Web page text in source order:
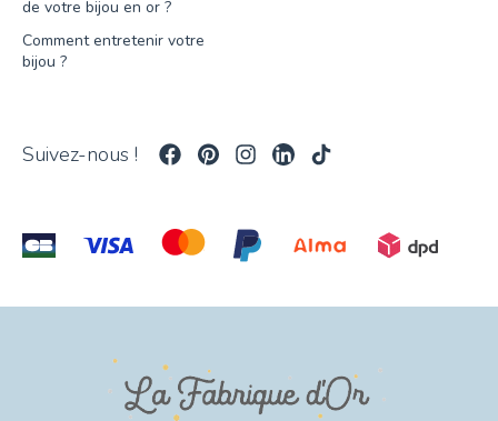
de votre bijou en or ?
Comment entretenir votre
bijou ?
Suivez-nous !